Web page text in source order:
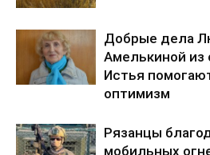
Добрые дела
Амелькиной из
Истья
оптимизм
Рязанцы
мобильных